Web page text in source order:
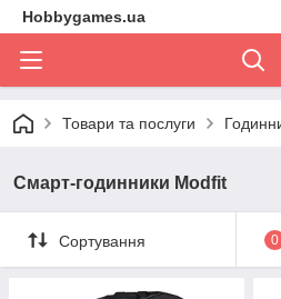
Hobbygames.ua
Товари та послуги
Смарт-годинники Modfit
Сортування 0